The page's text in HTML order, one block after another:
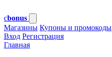
cbonus
Магазины Купоны и промокоды
Вход Регистрация
Главная